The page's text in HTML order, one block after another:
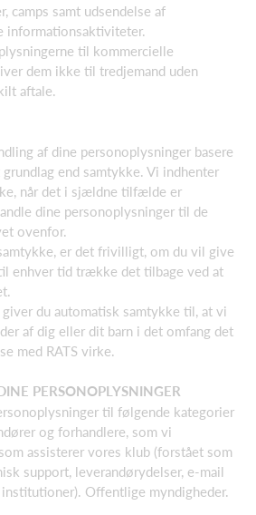
camps samt udsendelse af
informationsaktiviteter.
til kommercielle
dem ikke til tredjemand uden
aftale.
af dine personoplysninger basere
end samtykke. Vi indhenter
når det i sjældne tilfælde er
dine personoplysninger til de
ovenfor.
er det frivilligt, om du vil give
enhver tid trække det tilbage ved at
giver du automatisk samtykke til, at vi
af dig eller dit barn i det omfang det
med RATS virke.
PERSONOPLYSNINGER
til følgende kategorier
og forhandlere, som vi
assisterer vores klub (forstået som
support, leverandørydelser, e-mail
Offentlige myndigheder.